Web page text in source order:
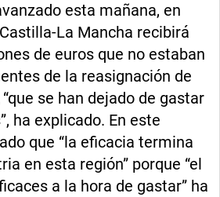
esta mañana, en
La Mancha recibirá
de euros que no estaban
de la reasignación de
se han dejado de gastar
ha explicado. En este
que “la eficacia termina
en esta región” porque “el
a la hora de gastar” ha